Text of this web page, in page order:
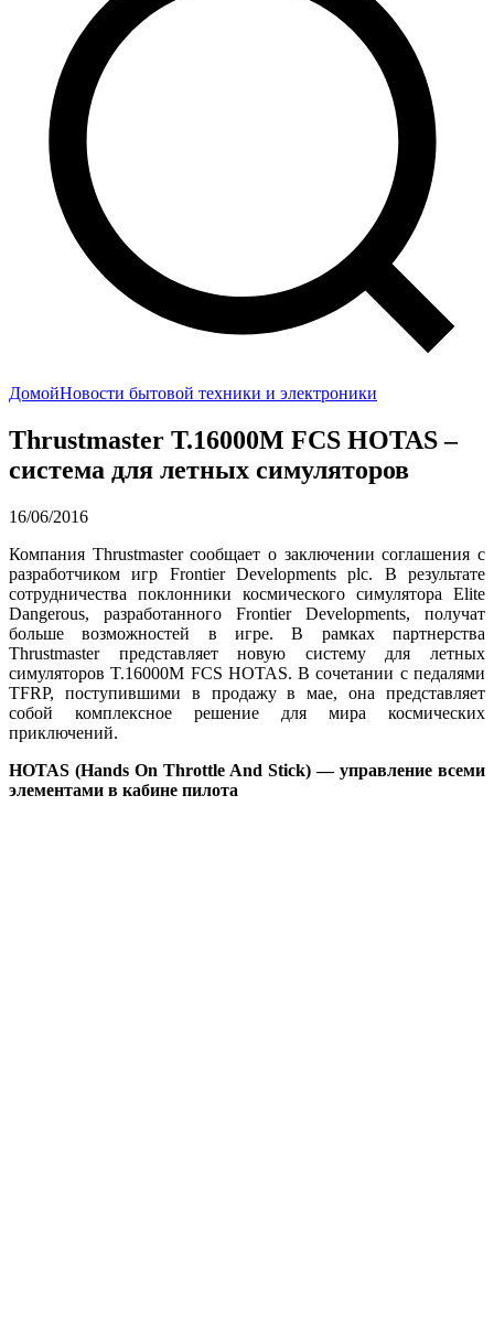
ДомойНовости бытовой техники и электроники
Thrustmaster T.16000M FCS HOTAS –
система для летных симуляторов
16/06/2016
Компания Thrustmaster сообщает о заключении соглашения с
разработчиком игр Frontier Developments plc. В результате
сотрудничества поклонники космического симулятора Elite
Dangerous, разработанного Frontier Developments, получат
больше возможностей в игре. В рамках партнерства
Thrustmaster представляет новую систему для летных
симуляторов T.16000M FCS HOTAS. В сочетании с педалями
TFRP, поступившими в продажу в мае, она представляет
собой комплексное решение для мира космических
приключений.
HOTAS (Hands On Throttle And Stick) — управление всеми
элементами в кабине пилота